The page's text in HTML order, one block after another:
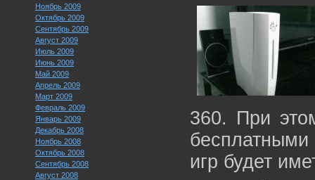
Ноябрь 2009
Октябрь 2009
Сентябрь 2009
Август 2009
Июль 2009
Июнь 2009
Май 2009
Апрель 2009
Март 2009
Февраль 2009
Январь 2009
Декабрь 2008
Ноябрь 2008
Октябрь 2008
Сентябрь 2008
Август 2008
360. При
игр будет